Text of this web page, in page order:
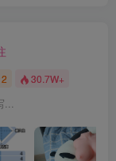
2 30.7W+
...